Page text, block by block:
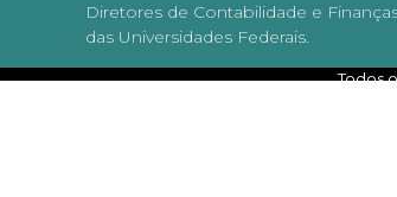
Diretores de Contabilidade e
das Universidades Federais.
Todos